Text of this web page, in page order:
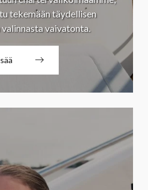
tekemään täydellisen
vaivatonta.